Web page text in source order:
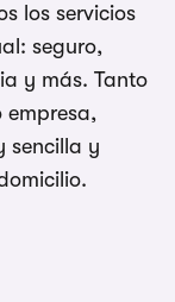
los servicios
seguro,
y más. Tanto
empresa,
sencilla y